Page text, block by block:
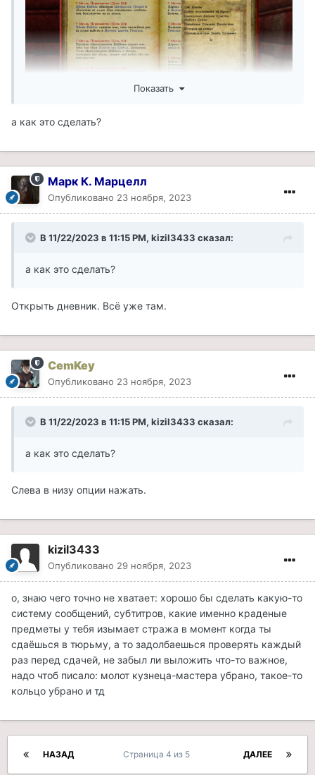
Показать
а как это сделать?
Марк К. Марцелл
Опубликовано 23 ноября, 2023
В 11/22/2023 в 11:15 PM, kizil3433 сказал:
а как это сделать?
Открыть дневник. Всё уже там.
CemKey
Опубликовано 23 ноября, 2023
В 11/22/2023 в 11:15 PM, kizil3433 сказал:
а как это сделать?
Слева в низу опции нажать.
kizil3433
Опубликовано 29 ноября, 2023
о, знаю чего точно не хватает: хорошо бы сделать какую-то
систему сообщений, субтитров, какие именно краденые
предметы у тебя изымает стража в момент когда ты
сдаёшься в тюрьму, а то задолбаешься проверять каждый
раз перед сдачей, не забыл ли выложить что-то важное,
надо чтоб писало: молот кузнеца-мастера убрано, такое-то
кольцо убрано и тд
НАЗАД ДАЛЕЕ
Страница 4 из 5